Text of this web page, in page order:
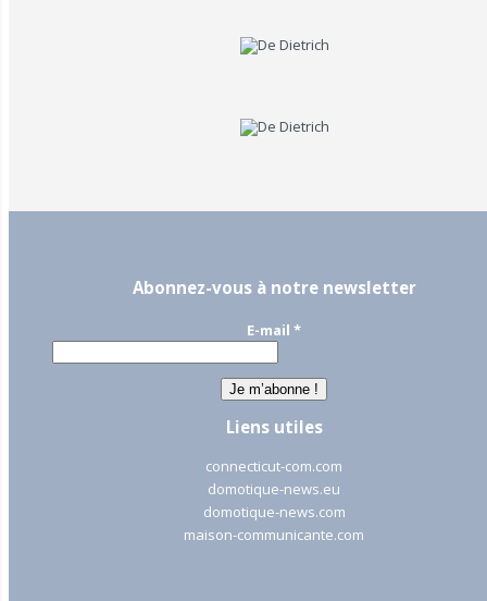
Abonnez-vous à notre newsletter
E-mail *
Liens utiles
connecticut-com.com
domotique-news.eu
domotique-news.com
maison-communicante.com